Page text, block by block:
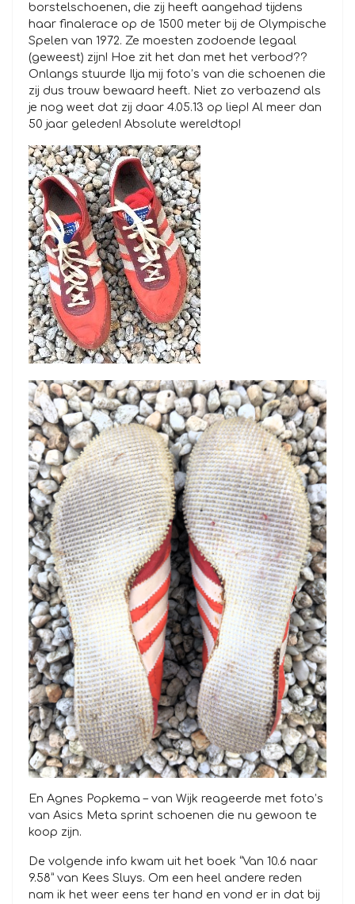
borstelschoenen, die zij heeft aangehad tijdens
haar finalerace op de 1500 meter bij de Olympische
Spelen van 1972. Ze moesten zodoende legaal
(geweest) zijn! Hoe zit het dan met het verbod??
Onlangs stuurde Ilja mij foto’s van die schoenen die
zij dus trouw bewaard heeft. Niet zo verbazend als
je nog weet dat zij daar 4.05.13 op liep! Al meer dan
50 jaar geleden! Absolute wereldtop!
En Agnes Popkema – van Wijk reageerde met foto’s
van Asics Meta sprint schoenen die nu gewoon te
koop zijn.
De volgende info kwam uit het boek “Van 10.6 naar
9.58” van Kees Sluys. Om een heel andere reden
nam ik het weer eens ter hand en vond er in dat bij